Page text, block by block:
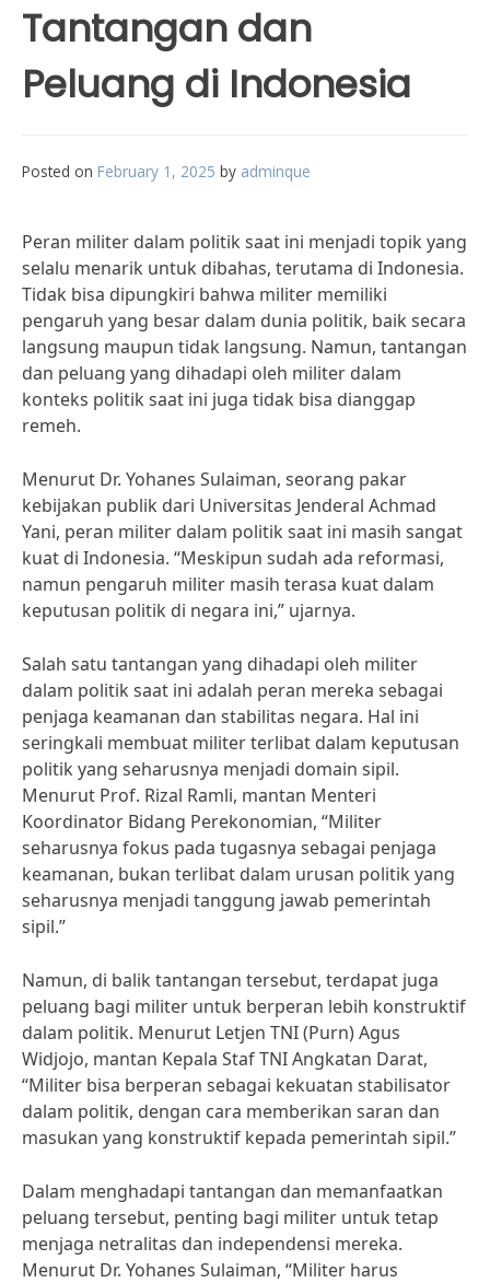
Tantangan dan
Peluang di Indonesia
Posted on February 1, 2025 by adminque
Peran militer dalam politik saat ini menjadi topik yang
selalu menarik untuk dibahas, terutama di Indonesia.
Tidak bisa dipungkiri bahwa militer memiliki
pengaruh yang besar dalam dunia politik, baik secara
langsung maupun tidak langsung. Namun, tantangan
dan peluang yang dihadapi oleh militer dalam
konteks politik saat ini juga tidak bisa dianggap
remeh.
Menurut Dr. Yohanes Sulaiman, seorang pakar
kebijakan publik dari Universitas Jenderal Achmad
Yani, peran militer dalam politik saat ini masih sangat
kuat di Indonesia. “Meskipun sudah ada reformasi,
namun pengaruh militer masih terasa kuat dalam
keputusan politik di negara ini,” ujarnya.
Salah satu tantangan yang dihadapi oleh militer
dalam politik saat ini adalah peran mereka sebagai
penjaga keamanan dan stabilitas negara. Hal ini
seringkali membuat militer terlibat dalam keputusan
politik yang seharusnya menjadi domain sipil.
Menurut Prof. Rizal Ramli, mantan Menteri
Koordinator Bidang Perekonomian, “Militer
seharusnya fokus pada tugasnya sebagai penjaga
keamanan, bukan terlibat dalam urusan politik yang
seharusnya menjadi tanggung jawab pemerintah
sipil.”
Namun, di balik tantangan tersebut, terdapat juga
peluang bagi militer untuk berperan lebih konstruktif
dalam politik. Menurut Letjen TNI (Purn) Agus
Widjojo, mantan Kepala Staf TNI Angkatan Darat,
“Militer bisa berperan sebagai kekuatan stabilisator
dalam politik, dengan cara memberikan saran dan
masukan yang konstruktif kepada pemerintah sipil.”
Dalam menghadapi tantangan dan memanfaatkan
peluang tersebut, penting bagi militer untuk tetap
menjaga netralitas dan independensi mereka.
Menurut Dr. Yohanes Sulaiman, “Militer harus